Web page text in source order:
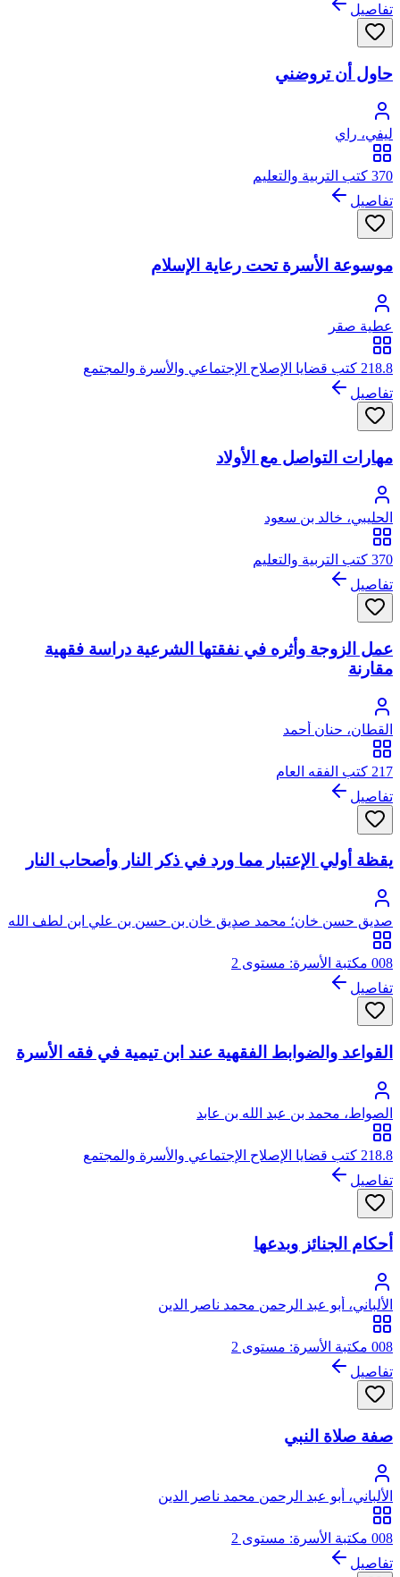
تفاصيل
حاول أن تروضني
ليفي، راي
370 كتب التربية والتعليم
تفاصيل
موسوعة الأسرة تحت رعاية الإسلام
عطية صقر
218.8 كتب قضايا الإصلاح الإجتماعي والأسرة والمجتمع
تفاصيل
مهارات التواصل مع الأولاد
الحليبي، خالد بن سعود
370 كتب التربية والتعليم
تفاصيل
عمل الزوجة وأثره في نفقتها الشرعية دراسة فقهية
مقارنة
القطان، حنان أحمد
217 كتب الفقه العام
تفاصيل
يقظة أولي الإعتبار مما ورد في ذكر النار وأصحاب النار
صديق حسن خان؛ محمد صديق خان بن حسن بن علي ابن لطف الله
الحسيني البخاري القنوجي، أبو الطيب
008 مكتبة الأسرة: مستوى 2
تفاصيل
القواعد والضوابط الفقهية عند ابن تيمية في فقه الأسرة
الصواط، محمد بن عبد الله بن عابد
218.8 كتب قضايا الإصلاح الإجتماعي والأسرة والمجتمع
تفاصيل
أحكام الجنائز وبدعها
الألباني، أبو عبد الرحمن محمد ناصر الدين
008 مكتبة الأسرة: مستوى 2
تفاصيل
صفة صلاة النبي
الألباني، أبو عبد الرحمن محمد ناصر الدين
008 مكتبة الأسرة: مستوى 2
تفاصيل